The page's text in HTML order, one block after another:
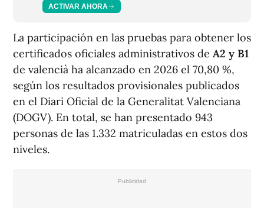
ACTIVAR AHORA
La participación en las pruebas para obtener los
certificados oficiales administrativos de A2 y B1
de valencià ha alcanzado en 2026 el 70,80 %,
según los resultados provisionales publicados
en el Diari Oficial de la Generalitat Valenciana
(DOGV). En total, se han presentado 943
personas de las 1.332 matriculadas en estos dos
niveles.